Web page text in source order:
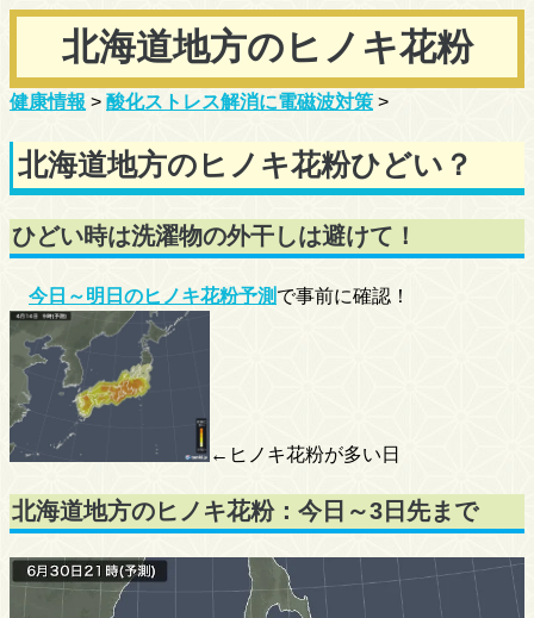
北海道地方のヒノキ花粉
健康情報 > 酸化ストレス解消に電磁波対策 >
北海道地方のヒノキ花粉ひどい？
ひどい時は洗濯物の外干しは避けて！
今日～明日のヒノキ花粉予測 で事前に確認！
←ヒノキ花粉が多い日
北海道地方のヒノキ花粉：今日～3日先まで